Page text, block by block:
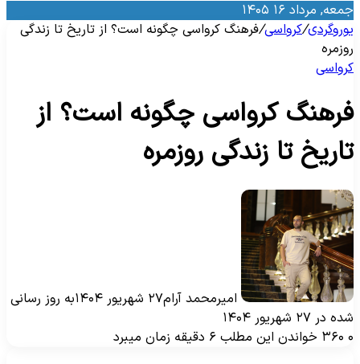
مرداد ۱۶ ۱۴۰۵
/کرواسی/فرهنگ کرواسی چگونه است؟ از تاریخ تا زندگی
کرواسی چگونه است؟ از
تا زندگی روزمره
امیرمحمد آرام۲۷ شهریور ۱۴۰۴
به روز رسانی
در ۲۷ شهریور ۱۴۰۴
خواندن این مطلب ۶ دقیقه زمان میبرد